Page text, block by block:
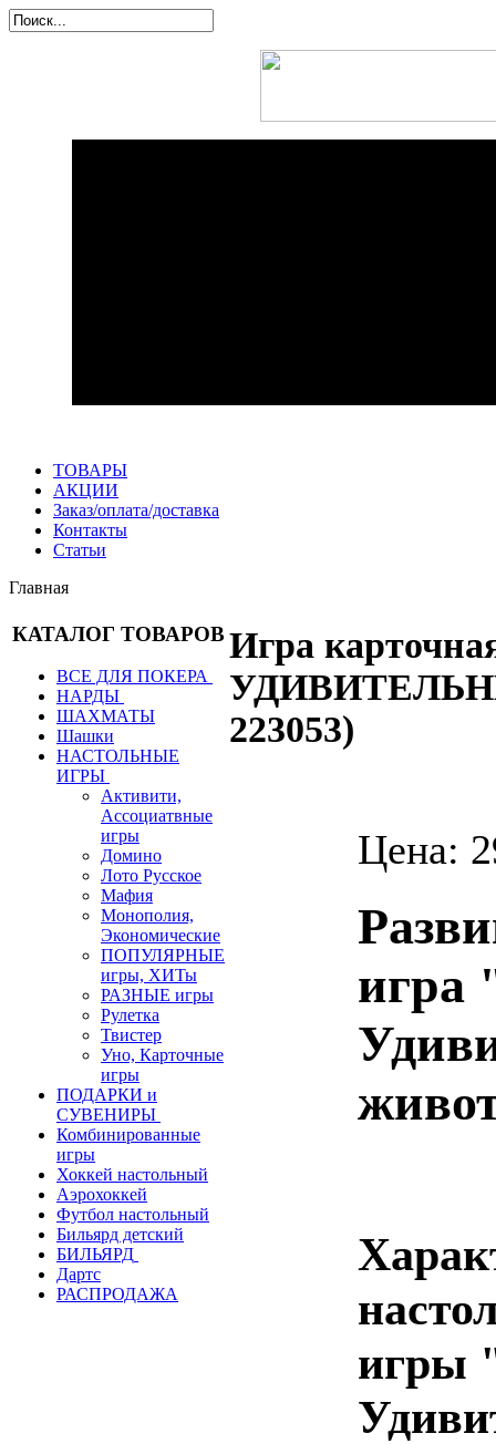
ТОВАРЫ
АКЦИИ
Заказ/оплата/доставка
Контакты
Статьи
Главная
КАТАЛОГ ТОВАРОВ
ВСЕ ДЛЯ ПОКЕРА
НАРДЫ
ШАХМАТЫ
Шашки
НАСТОЛЬНЫЕ
ИГРЫ
Активити,
Ассоциатвные
игры
Домино
Лото Русское
Мафия
Монополия,
Экономические
ПОПУЛЯРНЫЕ
игры, ХИТы
РАЗНЫЕ игры
Рулетка
Твистер
Уно, Карточные
игры
ПОДАРКИ и
СУВЕНИРЫ
Комбинированные
игры
Хоккей настольный
Аэрохоккей
Футбол настольный
Бильярд детский
БИЛЬЯРД
Дартс
РАСПРОДАЖА
Игра
223053)
Цена:
игра
игры